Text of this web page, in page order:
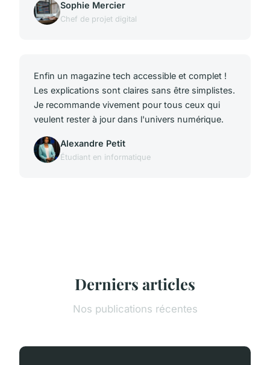
Sophie Mercier
Chef de projet digital
Enfin un magazine tech accessible et complet !
Les explications sont claires sans être simplistes.
Je recommande vivement pour tous ceux qui
veulent rester à jour dans l'univers numérique.
Alexandre Petit
Étudiant en informatique
Derniers articles
Nos publications récentes